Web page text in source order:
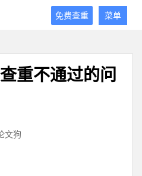
菜单
免费查重
重不通过的问
文狗